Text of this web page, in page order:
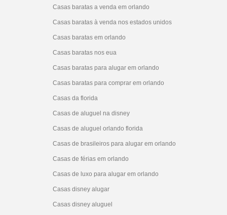
Casas baratas a venda em orlando
Casas baratas à venda nos estados unidos
Casas baratas em orlando
Casas baratas nos eua
Casas baratas para alugar em orlando
Casas baratas para comprar em orlando
Casas da florida
Casas de aluguel na disney
Casas de aluguel orlando florida
Casas de brasileiros para alugar em orlando
Casas de férias em orlando
Casas de luxo para alugar em orlando
Casas disney alugar
Casas disney aluguel